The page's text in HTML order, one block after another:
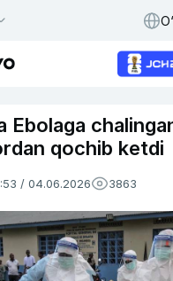
Ebolaga
qochib ketdi
/ 04.06.2026 3863